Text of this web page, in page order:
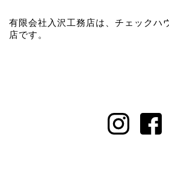
有限会社入沢工務店は、チェックハ
店です。